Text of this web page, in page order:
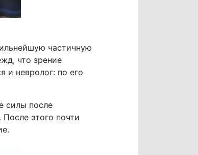
частичную
что зрение
и невролог: по его
силы после
этого почти